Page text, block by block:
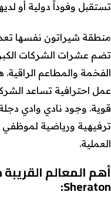
تستقبل وفوداً دولية أو
منطقة شيراتون نفسها
تضم عشرات الشركات
الفخمة والمطاعم
عمل احترافية تساعد
قوية. وجود نادي وادي
ترفيهية ورياضية لموظفي
العملية.
Sheraton: